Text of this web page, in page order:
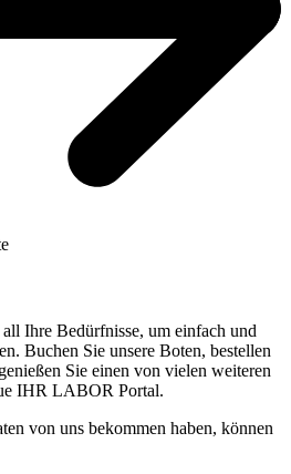
Ihre Bedürfnisse, um einfach und
Buchen Sie unsere Boten, bestellen
Sie einen von vielen weiteren
IHR LABOR Portal.
von uns bekommen haben, können